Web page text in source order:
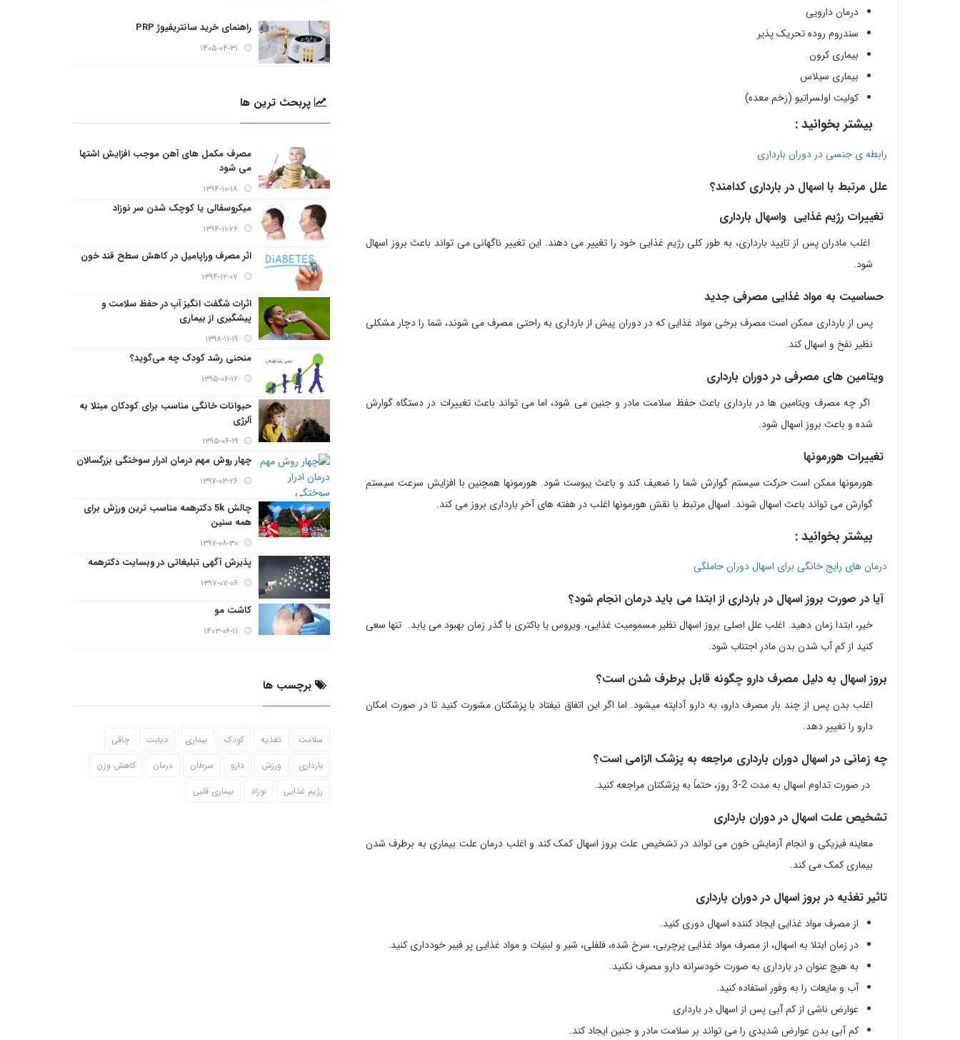
درمان دارویی
سندروم روده تحریک پذیر
بیماری کرون
بیماری سیلاس
کولیت اولسراتیو (زخم معده)
بیشتر بخوانید :
رابطه ی جنسی در دوران بارداری
علل مرتبط با اسهال در بارداری کدامند؟
تغییرات رژیم غذایی واسهال بارداری
اغلب مادران پس از تایید بارداری، به طور کلی رژیم غذایی خود را تغییر می دهند. این تغییر ناگهانی می تواند باعث بروز اسهال
شود.
حساسیت به مواد غذایی مصرفی جدید
پس از بارداری ممکن است مصرف برخی مواد غذایی که در دوران پیش از بارداری به راحتی مصرف می شوند، شما را دچار مشکلی
نظیر نفخ و اسهال کند.
ویتامین های مصرفی در دوران بارداری
اگر چه مصرف ویتامین ها در بارداری باعث حفظ سلامت مادر و جنین می شود، اما می تواند باعث تغییرات در دستگاه گوارش
شده و باعث بروز اسهال شود.
تغییرات هورمونها
هورمونها ممکن است حرکت سیستم گوارش شما را ضعیف کند و باعث یبوست شود. هورمونها همچنین با افزایش سرعت سیستم
گوارش می تواند باعث اسهال شوند. اسهال مرتبط با نقش هورمونها اغلب در هفته های آخر بارداری بروز می کند.
بیشتر بخوانید :
درمان های رایج خانگی برای اسهال دوران حاملگی
آیا در صورت بروز اسهال در بارداری از ابتدا می باید درمان انجام شود؟
خیر، ابتدا زمان دهید. اغلب علل اصلی بروز اسهال نظیر مسمومیت غذایی، ویروس یا باکتری با گذر زمان بهبود می یابد. تنها سعی
کنید از کم آب شدن بدن مادر اجتناب شود.
بروز اسهال به دلیل مصرف دارو چگونه قابل برطرف شدن است؟
اغلب بدن پس از چند بار مصرف دارو، به دارو آداپته می­شود. اما اگر این اتفاق نیفتاد با پزشکتان مشورت کنید تا در صورت امکان
دارو را تغییر دهد.
چه زمانی در اسهال دوران بارداری مراجعه به پزشک الزامی است؟
در صورت تداوم اسهال به مدت 2-3 روز، حتماً به پزشکتان مراجعه کنید.
تشخیص علت اسهال در دوران بارداری
معاینه فیزیکی و انجام آزمایش خون می تواند در تشخیص علت بروز اسهال کمک کند و اغلب درمان علت بیماری به برطرف شدن
بیماری کمک می کند.
تاثیر تغذیه در بروز اسهال در دوران بارداری
از مصرف مواد غذایی ایجاد کننده اسهال دوری کنید.
در زمان ابتلا به اسهال، از مصرف مواد غذایی پرچربی، سرخ شده، فلفلی، شیر و لبنیات و مواد غذایی پر فیبر خودداری کنید.
به هیچ عنوان در بارداری به صورت خودسرانه دارو مصرف نکنید.
آب و مایعات را به وفور استفاده کنید.
عوارض ناشی از کم آبی پس از اسهال در بارداری
کم آبی بدن عوارض شدیدی را می تواند بر سلامت مادر و جنین ایجاد کند.
راهنمای خرید سانتریفیوژ PRP
۱۴۰۵-۰۴-۳۱
پربحث ترین ها
مصرف مکمل های آهن موجب افزایش اشتها
می شود
۱۳۹۴-۱۰-۱۸
میکروسفالی یا کوچک شدن سر نوزاد
۱۳۹۴-۱۱-۲۶
اثر مصرف وراپامیل در کاهش سطح قند خون
۱۳۹۴-۱۲-۰۷
اثرات شگفت انگیز آب در حفظ سلامت و
پیشگیری از بیماری
۱۳۹۸-۱۱-۱۹
منحنی رشد کودک چه می‌گوید؟
۱۳۹۵-۰۶-۱۲
حیوانات خانگی مناسب برای کودکان مبتلا به
آلرژی
۱۳۹۵-۰۶-۱۹
چهار روش مهم درمان ادرار سوختگی بزرگسالان
۱۳۹۷-۰۳-۲۶
چالش 5k دکترهمه مناسب ترین ورزش برای
همه سنین
۱۳۹۷-۰۸-۳۰
پذیرش آگهی تبلیغاتی در وبسایت دکترهمه
۱۳۹۷-۰۷-۰۶
کاشت مو
۱۴۰۳-۰۶-۱۱
برچسب ها
سلامت تغذیه کودک بیماری دیابت
چاقی
بارداری
ورزش دارو سرطان درمان
کاهش وزن
رژیم غذایی
نوزاد بیماری قلبی